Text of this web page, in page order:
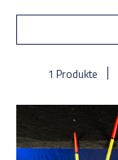
1 Produkte